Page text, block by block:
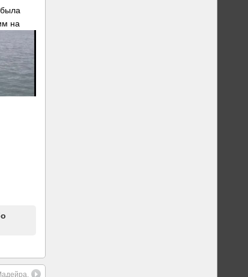
на